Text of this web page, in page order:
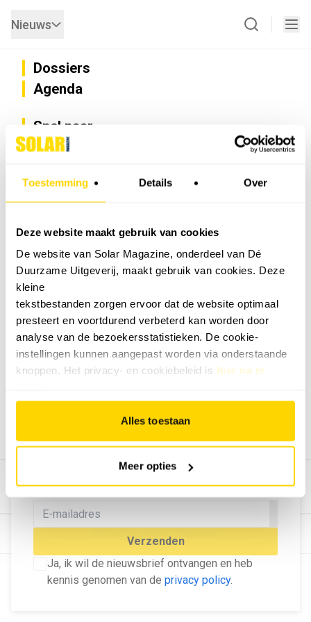
Toestemming Details Over
Deze website maakt gebruik van cookies
De website van Solar Magazine, onderdeel van Dé
Duurzame Uitgeverij, maakt gebruik van cookies. Deze
kleine
tekstbestanden zorgen ervoor dat de website optimaal
presteert en voortdurend verbeterd kan worden door
analyse van de bezoekersstatistieken. De cookie-
instellingen kunnen aangepast worden via onderstaande
knoppen. Het privacy- en cookiebeleid is hier na te
Alles toestaan
Meer opties
MELD U AAN VOOR ONZE
NIEUWSBRIEF
Blijf op de hoogte van het laatste nieuws!
Verzenden
Ja, ik wil de nieuwsbrief ontvangen en heb
kennis genomen van de privacy policy.
Nieuws
Dossiers
Agenda
Snel naar
Privacy
Nieuwsbrief
Vacatures
Installateurzoeker
Cookievoorkeuren wijzigen
English
Geef ons feedback
Vertel ons wat je van onze website vindt.
Tip de redactie
Bekijk hier de mogelijkheden.
© Dé Duurzame Uitgeverij